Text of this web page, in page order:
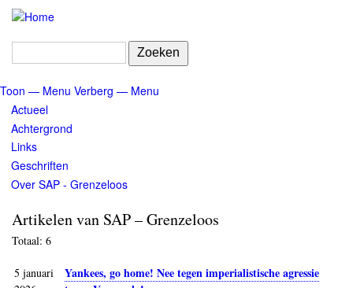
Overslaan
naar
gaan
Zoeken
Menu
Toon — Menu Verberg — Menu
Actueel
Achtergrond
Links
Geschriften
Over SAP - Grenzeloos
Artikelen van SAP – Grenzeloos
Totaal: 6
5 januari
Yankees, go home! Nee tegen imperialistische agressie